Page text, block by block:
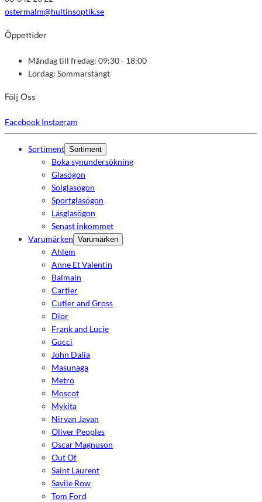
ostermalm@hultinsoptik.se
Öppettider
Måndag till fredag: 09:30 - 18:00
Lördag: Sommarstängt
Följ Oss
Facebook Instagram
Sortiment Sortiment
Boka synundersökning
Glasögon
Solglasögon
Sportglasögon
Läsglasögon
Senast inkommet
Varumärken Varumärken
Ahlem
Anne Et Valentin
Balmain
Cartier
Cutler and Gross
Dior
Frank and Lucie
Gucci
John Dalia
Masunaga
Metro
Moscot
Mykita
Nirvan Javan
Oliver Peoples
Oscar Magnuson
Out Of
Saint Laurent
Savile Row
Tom Ford